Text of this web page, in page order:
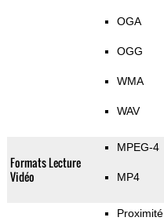
OGA
OGG
WMA
WAV
Formats Lecture
Vidéo
MPEG-4
MP4
Proximité